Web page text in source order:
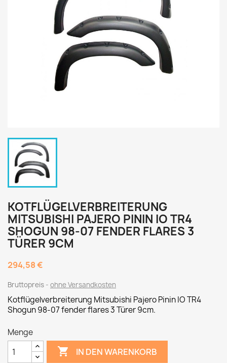
KOTFLÜGELVERBREITERUNG
MITSUBISHI PAJERO PININ IO TR4
SHOGUN 98-07 FENDER FLARES 3
TÜRER 9CM
294,58 €
Bruttopreis ohne Versandkosten
Kotflügelverbreiterung Mitsubishi Pajero Pinin IO TR4
Shogun 98-07fender flares 3 Türer 9cm.
Menge
 IN DEN WARENKORB